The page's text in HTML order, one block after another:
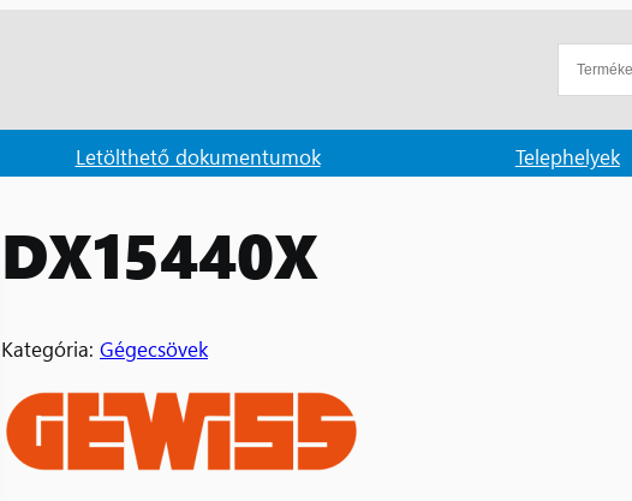
Letölthető dokumentumok Telephelyek
DX15440X
Kategória: Gégecsövek